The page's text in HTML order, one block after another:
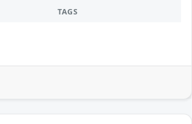
TAGS